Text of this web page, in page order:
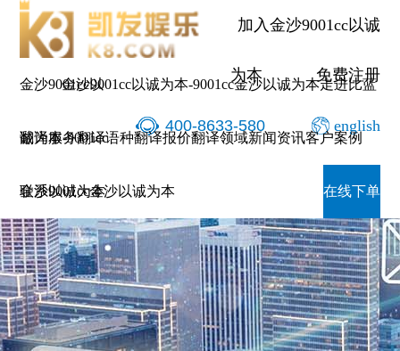
加入金沙9001cc以诚
为本 免费注册
400-8633-580 english
金沙9001cc以
诚为本-9001cc
金沙以诚为本
金沙9001cc以诚为本-9001cc金沙以诚为本走进比蓝
翻译服务翻译语种翻译报价翻译领域新闻资讯客户案例
联系9001cc金沙以诚为本 在线下单